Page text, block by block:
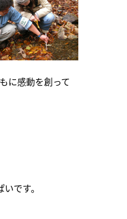
に感動を創って
です。